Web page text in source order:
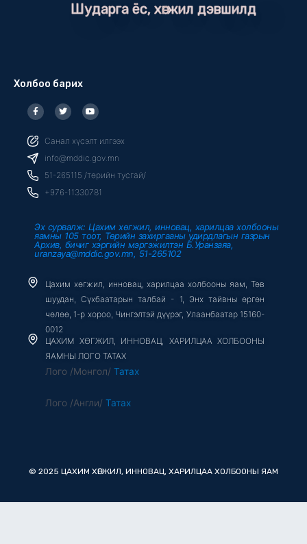
Шударга ёс, хөгжил дэвшилд
Холбоо барих
F
a
c
b
o
o
k
f
T
w
i
t
e
r
Y
o
u
u
b
e
Санал хүсэлт илгээх
info@mddic.gov.mn
51-265115 /төрийн тусгай/
+976-11330781
Эх сурвалж: Цахим хөгжил, инновац, харилцаа холбооны
яамны 105 тоот, Төрийн захиргааны удирдлагын газрын
Архив, бичиг хэргийн мэргэжилтэн Б.Уранзаяа,
uranzaya@mddic.gov.mn, 51-265102
Цахим хөгжил, инновац, харилцаа холбооны яам, Төв
шуудан, Сүхбаатарын талбай - 1, Энх тайвны өргөн
чөлөө, 1-р хороо, Чингэлтэй дүүрэг, Улаанбаатар 15160-
0012
ЦАХИМ ХӨГЖИЛ, ИННОВАЦ, ХАРИЛЦАА ХОЛБООНЫ
ЯАМНЫ ЛОГО ТАТАХ
Лого /Монгол/ Татах
Лого /Англи/ Татах
© 2025 ЦАХИМ ХӨГЖИЛ, ИННОВАЦ, ХАРИЛЦАА ХОЛБООНЫ ЯАМ